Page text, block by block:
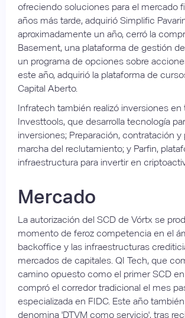
ofreciendo soluciones para el mercado
años más tarde, adquirió Simplific
aproximadamente un año, cerró la
Basement, una plataforma de gestión
un programa de opciones sobre
este año, adquirió la plataforma de
Capital Aberto.
Infratech también realizó inversiones en
Investtools, que desarrolla tecnología
inversiones; Preparación, contratación y
marcha del reclutamiento; y Parfin,
infraestructura para invertir en
Mercado
La autorización del SCD de Vórtx se
momento de feroz competencia en el
backoffice y las infraestructuras
mercados de capitales. QI Tech, que
camino opuesto como el primer SCD
compró el corredor tradicional el mes
especializada en FIDC. Este año
denomina 'DTVM como servicio', tras